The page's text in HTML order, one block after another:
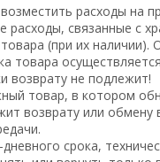
расходы на
расходы, связанные с
(при их наличии).
товара
возврату не подлежит!
товар, в котором
возврату или обмену
срока,